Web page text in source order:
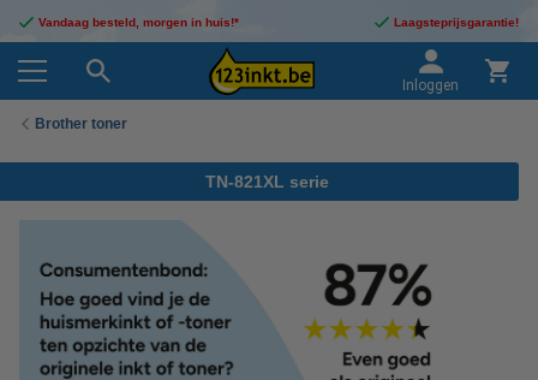
Vandaag besteld, morgen in huis!* Laagsteprijsgarantie!
Inloggen
Brother toner
TN-821XL serie